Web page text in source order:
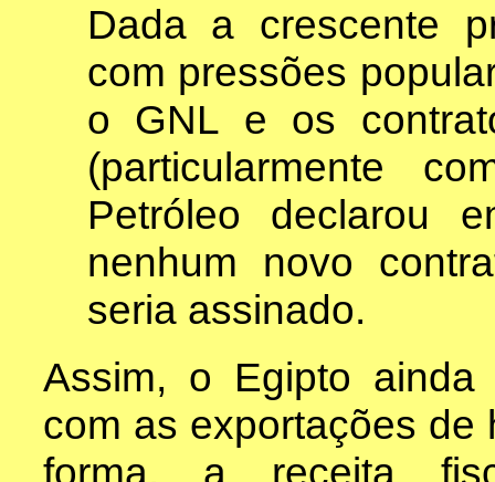
Dada a crescente
com pressões
o GNL e os
(particularmente
Petróleo declarou
nenhum novo
seria assinado.
Assim, o Egipto
com as exportações de
forma, a receita